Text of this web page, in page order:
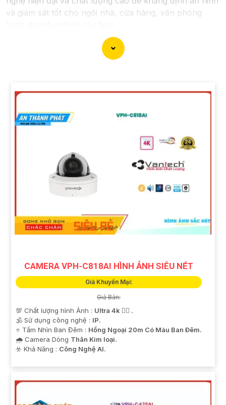
và giám sát tốt cho ngôi nhà, cửa hàng, văn phòng
Vantech Việt Nam cung cấp các dòng sản phẩm
camera giám sát chất lượng cao như camera IP,
camera HD-TVI, camera AHD, camera wifi, camera
đáng tin cậy và dễ sử dụng.
Điểm mạnh của Camera Vantech là chất lượng dịch vụ
tốt và hỗ trợ khách hàng chu đáo. Đội ngũ nhân viên
kỹ thuật chuyên nghiệp của Vantech sẽ giúp bạn lựa
chọn giải pháp camera phù hợp với nhu cầu và ngân
Nếu bạn đang tìm kiếm một giải pháp giám sát an ninh
tốt cho ngôi nhà hoặc doanh nghiệp của mình, Camera
Vantech Việt Nam là một lựa chọn hàng đầu mà bạn có
CAMERA VPH-C818AI HÌNH ẢNH SIÊU NÉT
Giá Khuyến Mại:
Giá Bán:
💯 Chất lượng hình Ảnh : Ultra 4k 👍🏾 .
🕉️ Sử dụng công nghệ : IP.
⭐ Tầm Nhìn Ban Đêm : Hồng Ngoại 20m Có Màu Ban Ðêm.
🌧️ Camera Dòng Thân Kim loại.
️☣️ Khả Năng : Công Nghệ AI.